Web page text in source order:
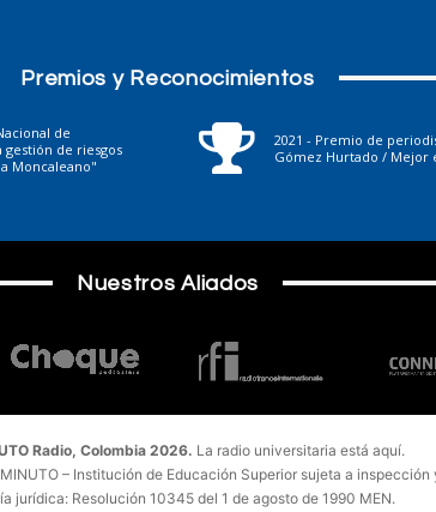
Premios y Reconocimientos
de
gestión de riesgos
Moncaleano"
2021 - Premio de
Gómez Hurtado / Mejor
Nuestros Aliados
Radio, Colombia 2026. La radio universitaria está aquí.
– Institución de Educación Superior sujeta a
jurídica: Resolución 10345 del 1 de agosto de 1990 MEN.